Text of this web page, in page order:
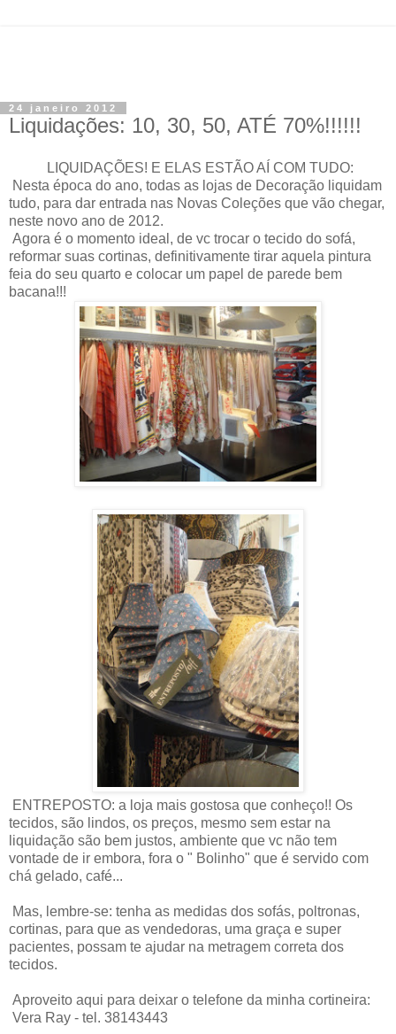
24 janeiro 2012
Liquidações: 10, 30, 50, ATÉ 70%!!!!!!
LIQUIDAÇÕES! E ELAS ESTÃO AÍ COM TUDO:
Nesta época do ano, todas as lojas de Decoração liquidam
tudo, para dar entrada nas Novas Coleções que vão chegar,
neste novo ano de 2012.
Agora é o momento ideal, de vc trocar o tecido do sofá,
reformar suas cortinas, definitivamente tirar aquela pintura
feia do seu quarto e colocar um papel de parede bem
bacana!!!
ENTREPOSTO: a loja mais gostosa que conheço!! Os
tecidos, são lindos, os preços, mesmo sem estar na
liquidação são bem justos, ambiente que vc não tem
vontade de ir embora, fora o " Bolinho" que é servido com
chá gelado, café...
Mas, lembre-se: tenha as medidas dos sofás, poltronas,
cortinas, para que as vendedoras, uma graça e super
pacientes, possam te ajudar na metragem correta dos
tecidos.
Aproveito aqui para deixar o telefone da minha cortineira:
Vera Ray - tel. 38143443